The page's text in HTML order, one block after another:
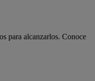
para alcanzarlos. Conoce